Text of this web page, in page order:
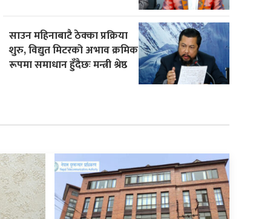
साउन महिनाबाटै ठेक्का प्रक्रिया
शुरु, विद्युत मिटरको अभाव क्रमिक
रूपमा समाधान हुँदैछः मन्त्री श्रेष्ठ